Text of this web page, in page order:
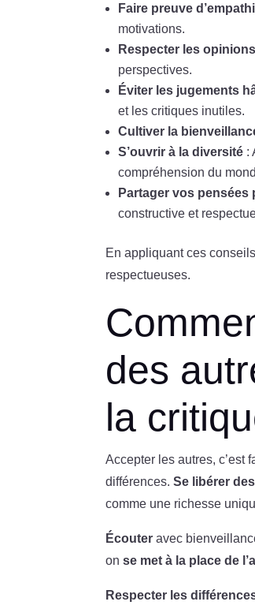
Faire preuve
motivations.
Respecter les opinions
perspectives.
Éviter les jugements
et les critiques inutiles.
Cultiver la
S’ouvrir à la diversité :
compréhension du
Partager vos pensées
constructive et
En appliquant ces
respectueuses.
des
la
Accepter les autres, c’est
différences.Se libérer
comme une richesse
Écouter avec
onse met à la place de
Respecter les